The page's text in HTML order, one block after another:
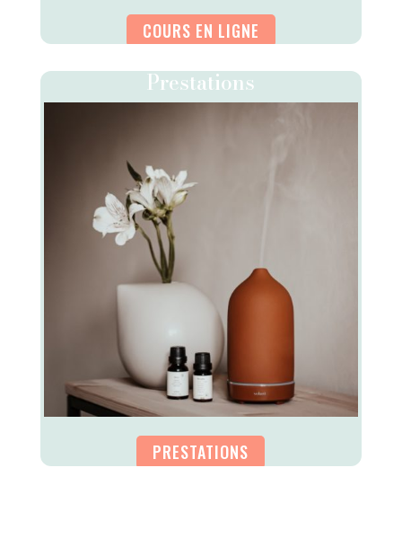
COURS EN LIGNE
Prestations
PRESTATIONS